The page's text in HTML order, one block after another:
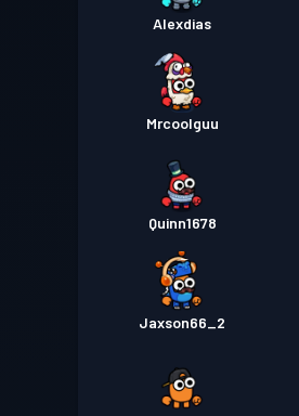
Alexdias
Mrcoolguu
Quinn1678
Jaxson66_2